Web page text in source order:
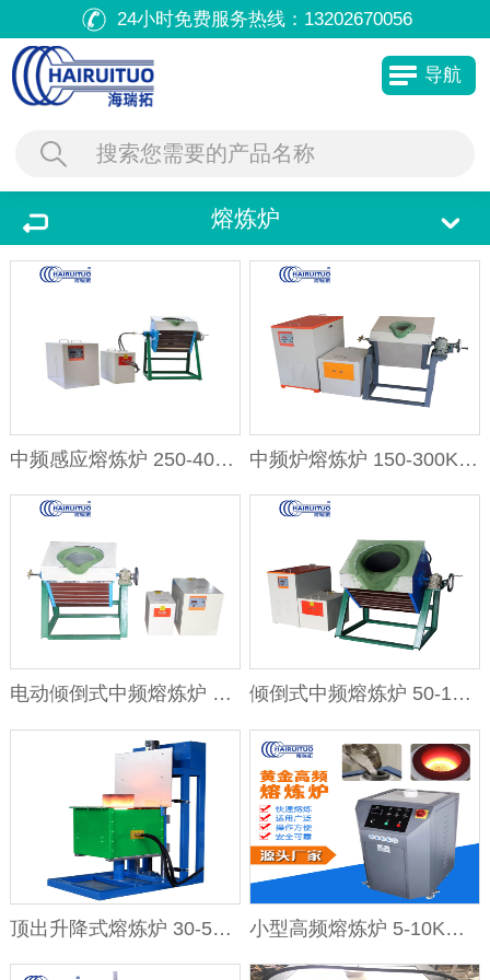
24小时免费服务热线： 13202670056
导航
熔炼炉
中频感应熔炼炉 250-400KG熔炼连 中频炉熔炼炉 150-300KG坩埚石墨
电动倾倒式中频熔炼炉 100-200KG 倾倒式中频熔炼炉 50-100KG手摇翻
顶出升降式熔炼炉 30-50KG中小型中 小型高频熔炼炉 5-10KG贵金属金银铜